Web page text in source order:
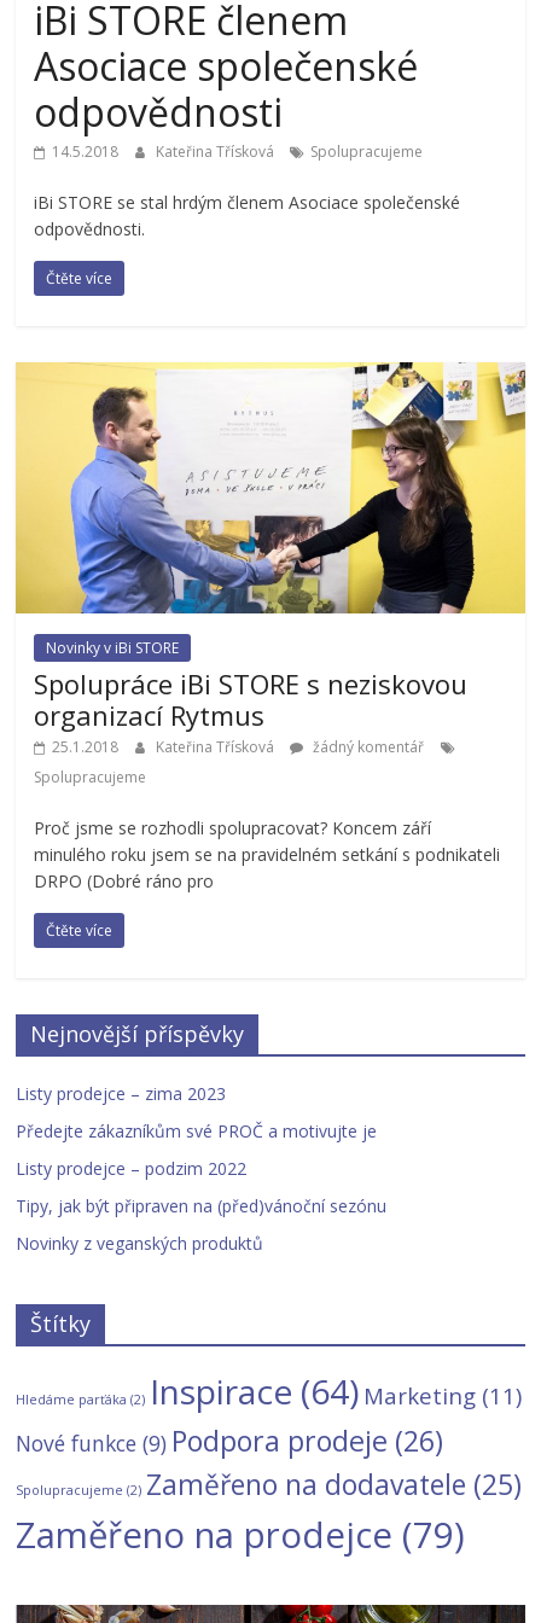
iBi STORE členem
Asociace společenské
odpovědnosti
14.5.2018 Kateřina Třísková Spolupracujeme
iBi STORE se stal hrdým členem Asociace společenské
odpovědnosti.
Čtěte více
Novinky v iBi STORE
Spolupráce iBi STORE s neziskovou
organizací Rytmus
25.1.2018 Kateřina Třísková
žádný komentář
Spolupracujeme
Proč jsme se rozhodli spolupracovat? Koncem září
minulého roku jsem se na pravidelném setkání s podnikateli
DRPO (Dobré ráno pro
Čtěte více
Nejnovější příspěvky
Listy prodejce – zima 2023
Předejte zákazníkům své PROČ a motivujte je
Listy prodejce – podzim 2022
Tipy, jak být připraven na (před)vánoční sezónu
Novinky z veganských produktů
Štítky
Hledáme parťáka (2) Inspirace (64) Marketing (11)
Nové funkce (9) Podpora prodeje (26)
Spolupracujeme (2) Zaměřeno na dodavatele (25)
Zaměřeno na prodejce (79)